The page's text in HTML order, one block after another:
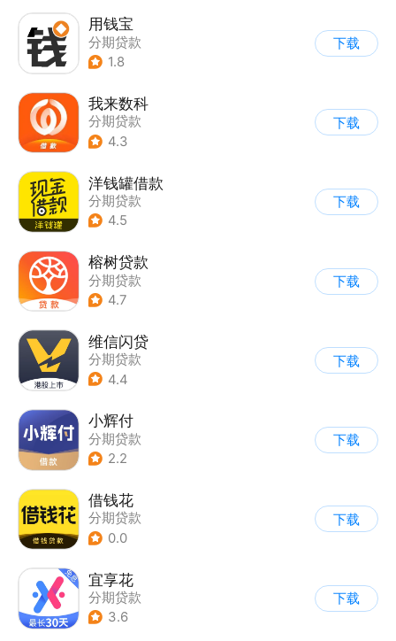
用钱宝
分期贷款
1.8
下载
我来数科
分期贷款
4.3
下载
洋钱罐借款
分期贷款
4.5
下载
榕树贷款
分期贷款
4.7
下载
维信闪贷
分期贷款
4.4
下载
小辉付
分期贷款
2.2
下载
借钱花
分期贷款
0.0
下载
宜享花
分期贷款
3.6
下载